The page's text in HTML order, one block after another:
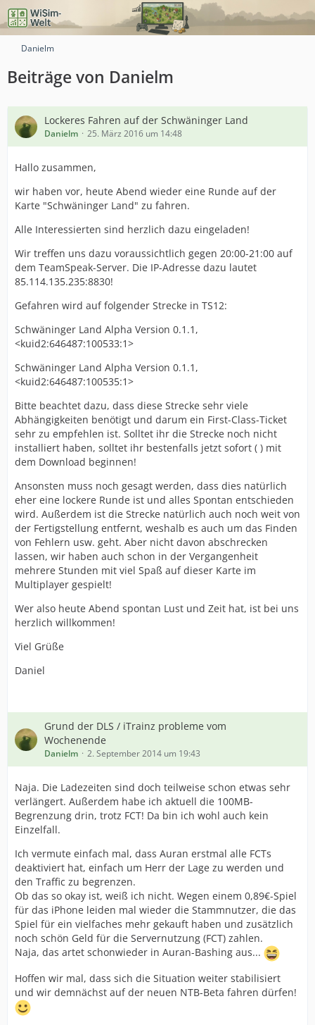
Danielm
Beiträge von Danielm
Lockeres Fahren auf der Schwäninger Land
Danielm 25. März 2016 um 14:48
Hallo zusammen,
wir haben vor, heute Abend wieder eine Runde auf der
Karte "Schwäninger Land" zu fahren.
Alle Interessierten sind herzlich dazu eingeladen!
Wir treffen uns dazu voraussichtlich gegen 20:00-21:00 auf
dem TeamSpeak-Server. Die IP-Adresse dazu lautet
85.114.135.235:8830!
Gefahren wird auf folgender Strecke in TS12:
Schwäninger Land Alpha Version 0.1.1,
<kuid2:646487:100533:1>
Schwäninger Land Alpha Version 0.1.1,
<kuid2:646487:100535:1>
Bitte beachtet dazu, dass diese Strecke sehr viele
Abhängigkeiten benötigt und darum ein First-Class-Ticket
sehr zu empfehlen ist. Solltet ihr die Strecke noch nicht
installiert haben, solltet ihr bestenfalls jetzt sofort ( ) mit
dem Download beginnen!
Ansonsten muss noch gesagt werden, dass dies natürlich
eher eine lockere Runde ist und alles Spontan entschieden
wird. Außerdem ist die Strecke natürlich auch noch weit von
der Fertigstellung entfernt, weshalb es auch um das Finden
von Fehlern usw. geht. Aber nicht davon abschrecken
lassen, wir haben auch schon in der Vergangenheit
mehrere Stunden mit viel Spaß auf dieser Karte im
Multiplayer gespielt!
Wer also heute Abend spontan Lust und Zeit hat, ist bei uns
herzlich willkommen!
Viel Grüße
Daniel
Grund der DLS / iTrainz probleme vom
Wochenende
Danielm 2. September 2014 um 19:43
Naja. Die Ladezeiten sind doch teilweise schon etwas sehr
verlängert. Außerdem habe ich aktuell die 100MB-
Begrenzung drin, trotz FCT! Da bin ich wohl auch kein
Einzelfall.
Ich vermute einfach mal, dass Auran erstmal alle FCTs
deaktiviert hat, einfach um Herr der Lage zu werden und
den Traffic zu begrenzen.
Ob das so okay ist, weiß ich nicht. Wegen einem 0,89€-Spiel
für das iPhone leiden mal wieder die Stammnutzer, die das
Spiel für ein vielfaches mehr gekauft haben und zusätzlich
noch schön Geld für die Servernutzung (FCT) zahlen.
Naja, das artet schonwieder in Auran-Bashing aus...
Hoffen wir mal, dass sich die Situation weiter stabilisiert
und wir demnächst auf der neuen NTB-Beta fahren dürfen!